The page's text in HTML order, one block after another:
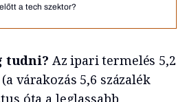
a tech szektor?
tudni? Az ipari termelés 5,2
várakozás 5,6 százalék
óta a leglassabb